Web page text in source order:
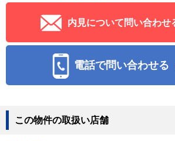
内見について問い合わせ
電話で問い合わせる
この物件の取扱い店舗